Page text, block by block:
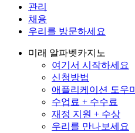
관리
채용
우리를 방문하세요
미래 알파벳카지노
여기서 시작하세요
신청방법
애플리케이션 도우미
수업료 + 수수료
재정 지원 + 수상
우리를 만나보세요